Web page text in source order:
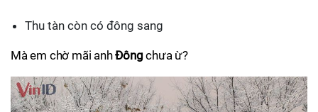
Thu tàn còn có đông sang
Mà em chờ mãi anhĐông chưa ừ?